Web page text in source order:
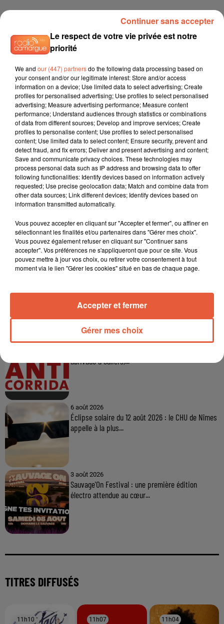
À LA UNE
6 août 2026
abrivado à Saliers,...
6 août 2026
Éclipse solaire du 12 août 2026 : le CHU de Nîmes
appelle à la plus...
3 août 2026
Sauvage'On Festival : une première édition
électro attendue au cœur...
TITRES DIFFUSÉS
11h10
11h10 11h07
11h07 11h04
11h04
Le respect de votre vie privée est notre
priorité
We and our (447) partnersdo the following data processing based on
your consent and/or our legitimate interest: Store and/or access
information on a device; Use limited data to select advertising; Create
profiles for personalised advertising; Use profiles to select personalised
advertising; Measure advertising performance; Measure content
performance; Understand audiences through statistics or combinations
of data from different sources; Develop and improve services; Create
profiles to personalise content; Use profiles to select personalised
content; Use limited data to select content; Ensure security, prevent and
detect fraud, and fix errors; Deliver and present advertising and content;
Save and communicate privacy choices. These technologies may
process personal data such as IP address and browsing data to offer
following functionalities: Identify devices based on information actively
requested; Use precise geolocation data; Match and combine data from
other data sources; Link different devices; Identify devices based on
information transmitted automatically.
Vous pouvez accepter en cliquant sur "Accepter et fermer", ou affiner en
sélectionnant les finalités et/ou partenaires dans "Gérer mes choix".
Vous pouvez également refuser en cliquant sur "Continuer sans
accepter". Vos préférences ne s'appliqueront que pour ce site. Vous
pouvez mettre à jour vos choix, ou retirer votre consentement à tout
moment via le lien "Gérer les cookies" situé en bas de chaque page.
Gérer mes choix
Accepter et fermer
Continuer sans accepter